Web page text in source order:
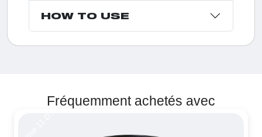
HOW TO USE
Fréquemment achetés avec